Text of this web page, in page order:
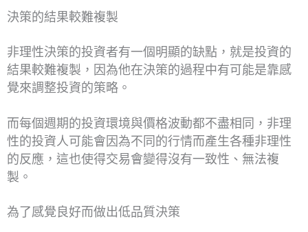
決策的結果較難複製
非理性決策的投資者有一個明顯的缺點，就是投資的
結果較難複製，因為他在決策的過程中有可能是靠感
覺來調整投資的策略。
而每個週期的投資環境與價格波動都不盡相同，非理
性的投資人可能會因為不同的行情而產生各種非理性
的反應，這也使得交易會變得沒有一致性、無法複
製。
為了感覺良好而做出低品質決策